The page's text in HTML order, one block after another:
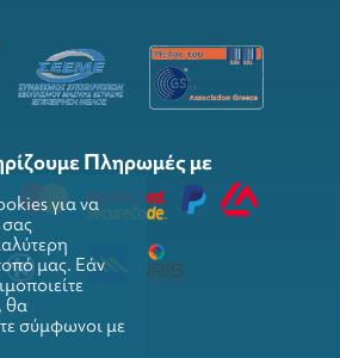
Πληρωμές με
για να
μας. Εάν
θα
σύμφωνοι με